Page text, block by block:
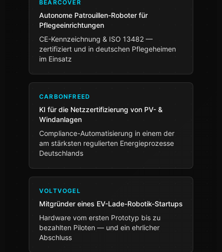
BEARCOVER
Autonome Patrouillen-Roboter für
Pflegeeinrichtungen
CE-Kennzeichnung & ISO 13482 —
zertifiziert und in deutschen Pflegeheimen
im Einsatz
CARBONFREED
KI für die Netzzertifizierung von PV- &
Windanlagen
Compliance-Automatisierung in einem der
am stärksten regulierten Energieprozesse
Deutschlands
VOLTVOGEL
Mitgründer eines EV-Lade-Robotik-Startups
Hardware vom ersten Prototyp bis zu
bezahlten Piloten — und ein ehrlicher
Abschluss